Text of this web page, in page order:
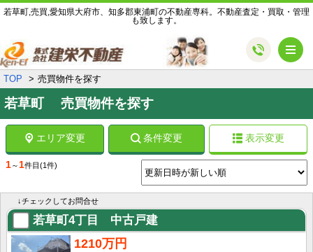
若草町,売買,愛知県大府市、知多郡東浦町の不動産専科。不動産査定・買取・管理
も致します。
TOP 売買物件を探す
若草町 売買物件を探す
エリア変更 条件変更 表示変更
1～1件目 (1件)
↓チェックしてお問合せ
若草町4丁目 中古戸建
1210万円